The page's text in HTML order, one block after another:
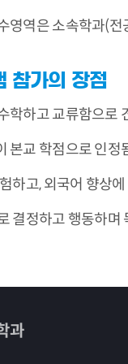
영역은 소속학과(
참가의 장점
학하고 교류함으로
본교 학점으로 인
하고, 외국어 향상
결정하고 행동하
과